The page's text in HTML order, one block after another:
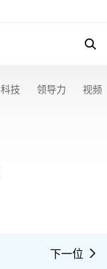
科技 领导力 视频
下一位